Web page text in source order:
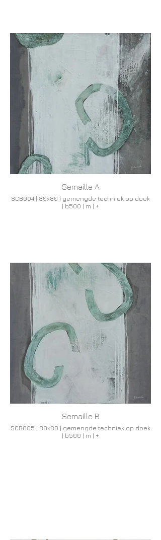
Semaille A
SCB004 | 80x80 | gemengde techniek op doek
| b500 | m | +
Semaille B
SCB005 | 80x80 | gemengde techniek op doek
| b500 | m | +